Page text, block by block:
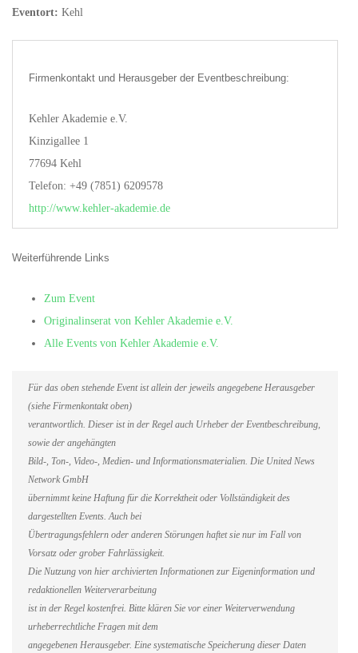
Eventort: Kehl
Firmenkontakt und Herausgeber der Eventbeschreibung:
Kehler Akademie e.V.
Kinzigallee 1
77694 Kehl
Telefon: +49 (7851) 6209578
http://www.kehler-akademie.de
Weiterführende Links
Zum Event
Originalinserat von Kehler Akademie e.V.
Alle Events von Kehler Akademie e.V.
Für das oben stehende Event ist allein der jeweils angegebene Herausgeber
(siehe Firmenkontakt oben)
verantwortlich. Dieser ist in der Regel auch Urheber der Eventbeschreibung,
sowie der angehängten
Bild-, Ton-, Video-, Medien- und Informationsmaterialien. Die United News
Network GmbH
übernimmt keine Haftung für die Korrektheit oder Vollständigkeit des
dargestellten Events. Auch bei
Übertragungsfehlern oder anderen Störungen haftet sie nur im Fall von
Vorsatz oder grober Fahrlässigkeit.
Die Nutzung von hier archivierten Informationen zur Eigeninformation und
redaktionellen Weiterverarbeitung
ist in der Regel kostenfrei. Bitte klären Sie vor einer Weiterverwendung
urheberrechtliche Fragen mit dem
angegebenen Herausgeber. Eine systematische Speicherung dieser Daten